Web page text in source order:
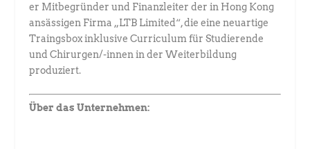
er Mitbegründer und Finanzleiter der in Hong Kong
ansässigen Firma „LTB Limited“, die eine neuartige
Traingsbox inklusive Curriculum für Studierende
und Chirurgen/-innen in der Weiterbildung
produziert.
Über das Unternehmen: